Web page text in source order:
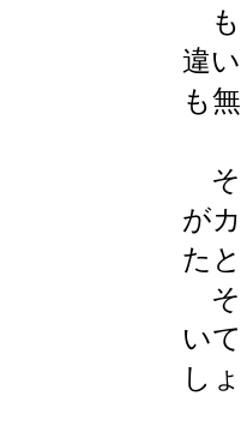
も
違
も
そ
が
た
そ
い
し